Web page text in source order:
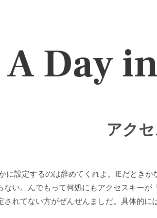
A Day
アク
に設定するのは辞めてくれよ。IEだとき
ない。んでもって何処にもアクセスキー
されてない方がぜんぜんましだ。具体的に